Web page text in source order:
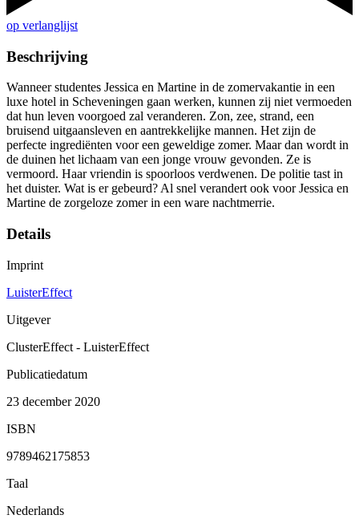
op verlanglijst
Beschrijving
Wanneer studentes Jessica en Martine in de zomervakantie in een
luxe hotel in Scheveningen gaan werken, kunnen zij niet vermoeden
dat hun leven voorgoed zal veranderen. Zon, zee, strand, een
bruisend uitgaansleven en aantrekkelijke mannen. Het zijn de
perfecte ingrediënten voor een geweldige zomer. Maar dan wordt in
de duinen het lichaam van een jonge vrouw gevonden. Ze is
vermoord. Haar vriendin is spoorloos verdwenen. De politie tast in
het duister. Wat is er gebeurd? Al snel verandert ook voor Jessica en
Martine de zorgeloze zomer in een ware nachtmerrie.
Details
Imprint
LuisterEffect
Uitgever
ClusterEffect - LuisterEffect
Publicatiedatum
23 december 2020
ISBN
9789462175853
Taal
Nederlands